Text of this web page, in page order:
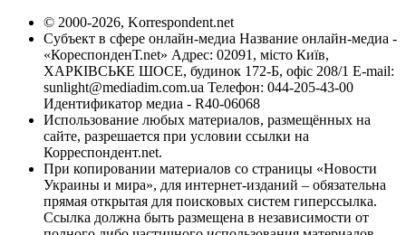
© 2000-2026, Korrespondent.net
Субъект в сфере онлайн-медиа Название онлайн-медиа -
«КореспонденТ.net» Адрес: 02091, місто Київ,
ХАРКІВСЬКЕ ШОСЕ, будинок 172-Б, офіс 208/1 E-mail:
sunlight@mediadim.com.ua Телефон: 044-205-43-00
Идентификатор медиа - R40-06068
Использование любых материалов, размещённых на
сайте, разрешается при условии ссылки на
Корреспондент.net.
При копировании материалов со страницы «Новости
Украины и мира», для интернет-изданий – обязательна
прямая открытая для поисковых систем гиперссылка.
Ссылка должна быть размещена в независимости от